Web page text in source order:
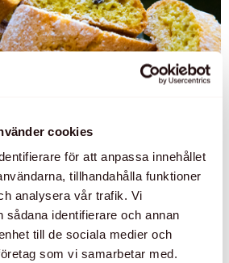
cookies
för att anpassa innehållet
tillhandahålla funktioner
analysera vår trafik. Vi
sådana identifierare och annan
till de sociala medier och
som vi samarbetar med.
0,5 g saffran 0,5 tsk salt 100 g
1 tsk bakpulver 1 dl torkade
socker över 60 minuter. Beredning
Smält smöret i en kastrull och låt